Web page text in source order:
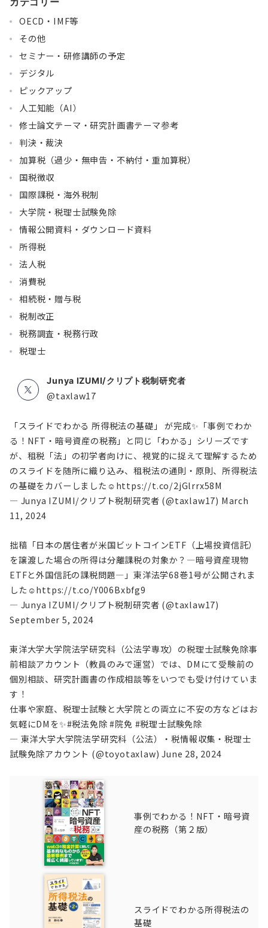
OECD・IMF等
その他
セミナー・研修講師の予定
デジタル
ピックアップ
人工知能（AI）
修士論文テーマ・研究計画書テーマ参考
判決・裁決
加算税（過少・無申告・不納付・重加算税）
国税徴収
国際課税・海外税制
大学院・税理士試験免除
情報公開資料・ダウンロード資料
所得税
法人税
消費税
相続税・贈与税
税制改正
税務調査・税務行政
税理士
Junya IZUMI/クリプト税制研究者
@taxlaw17
「スライドでわかる 所得税法の基礎」 が完成✨「事例でわか
る！NFT・暗号資産の税務」と同じ「わかる」シリーズです
が、租税「法」の初学者向けに、視覚的に捉えて理解するため
のスライドを随所に織り込み、租税法の通則・原則、所得税法
の基礎をカバーしました☺ https://t.co/2jGlrrx58M
— Junya IZUMI/クリプト税制研究者 (@taxlaw17) March
11, 2024
拙稿「日本の居住者が米国ビットコインETF（上場投資信託）
を譲渡した場合の所得は分離課税の対象か？―暗号資産現物
ETFと外国信託の課税問題―」東洋法学68巻1号が公開されま
した☺https://t.co/Y006Bxbfg9
— Junya IZUMI/クリプト税制研究者 (@taxlaw17)
September 5, 2024
東洋大学大学院法学研究科（公法学専攻）の税理士試験免除事
前相談アカウント（教員のみで運営）では、DMにて受験前の
個別相談、研究計画書の作成相談等をいつでも受け付けていま
す！
仕事や家庭、税理士試験と大学院との両立に不安の方などはお
気軽にDMを✨#税法免除 #院免 #税理士試験免除
— 東洋大学大学院法学研究科（公法）・税情報収集・税理士
試験免除アカウント (@toyotaxlaw)June 28, 2024
事例でわかる！NFT・暗号資
産の税務（第２版）
スライドでわかる所得税法の
基礎